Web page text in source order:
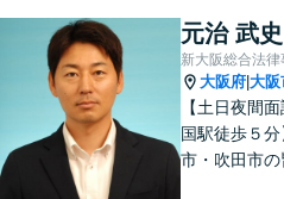
します。まず
談にいらして
日夜間相談可
元治 武史
新大阪総合法律
大阪府 大阪
【土日夜間
国駅徒歩５
市・吹田市の